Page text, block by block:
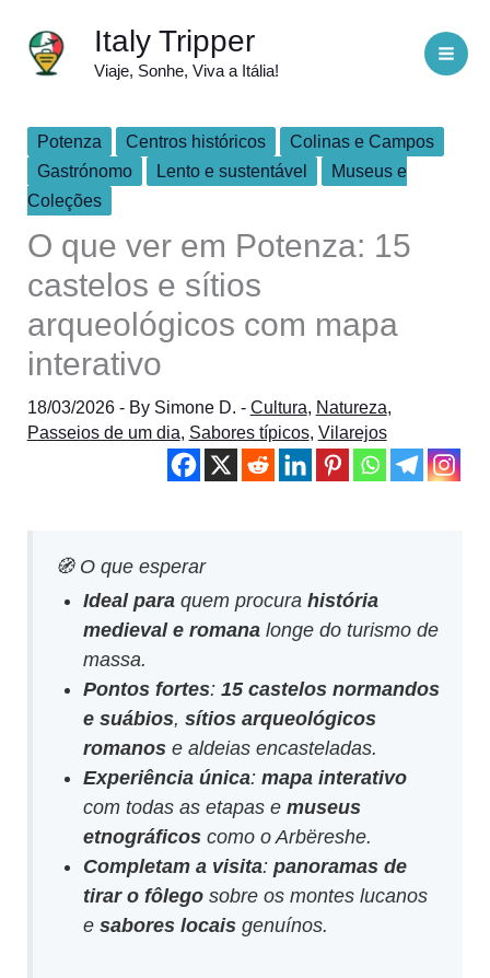
content
Italy Tripper
Viaje, Sonhe, Viva a Itália!
Potenza Centros históricos
Colinas e Campos
Gastrónomo
Lento e sustentável
Museus e
Coleções
O que ver em Potenza: 15
castelos e sítios
arqueológicos com mapa
interativo
18/03/2026 - By Simone D. - Cultura, Natureza,
Passeios de um dia, Sabores típicos, Vilarejos
🧭 O que esperar
Ideal para quem procurahistória
medieval e romana longe do turismo de
massa.
Pontos fortes:15 castelos normandos
e suábios,sítios arqueológicos
romanos e aldeias encasteladas.
Experiência única:mapa interativo
com todas as etapas emuseus
etnográficos como o Arbëreshe.
Completam a visita:panoramas de
tirar o fôlego sobre os montes lucanos
esabores locais genuínos.